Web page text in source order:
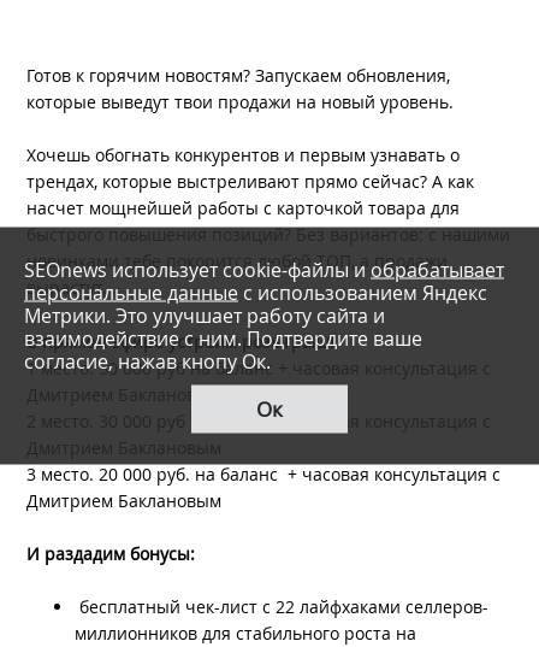
Готов к горячим новостям? Запускаем обновления,
которые выведут твои продажи на новый уровень.
Хочешь обогнать конкурентов и первым узнавать о
трендах, которые выстреливают прямо сейчас? А как
насчет мощнейшей работы с карточкой товара для
быстрого повышения позиций? Без вариантов: с нашими
новинками тебе покорится любой ТОП, а продажи
вырастут.
В прямом эфире устроим розыгрыш!
1 место. 50 000 руб на баланс + часовая консультация с
Дмитрием Баклановым
2 место. 30 000 руб на баланс + часовая консультация с
Дмитрием Баклановым
3 место. 20 000 руб. на баланс + часовая консультация с
Дмитрием Баклановым
И раздадим бонусы:
бесплатный чек-лист с 22 лайфхаками селлеров-
миллионников для стабильного роста на
SEOnews использует cookie-файлы иобрабатывает
персональные данные с использованием Яндекс
Метрики. Это улучшает работу сайта и
взаимодействие с ним. Подтвердите ваше
согласие, нажав кнопу Ок.
Ок